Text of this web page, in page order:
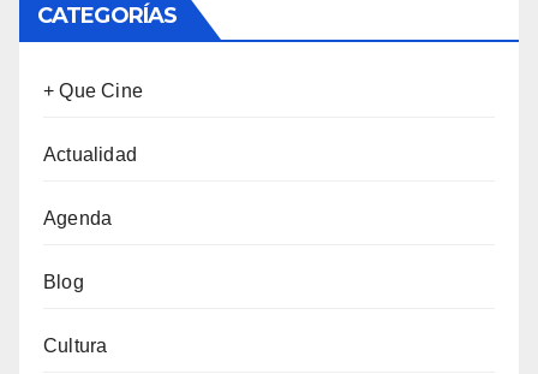
CATEGORÍAS
+ Que Cine
Actualidad
Agenda
Blog
Cultura